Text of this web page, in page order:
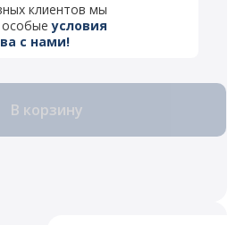
клиентов мы
особыеусловия
с нами!
В корзину